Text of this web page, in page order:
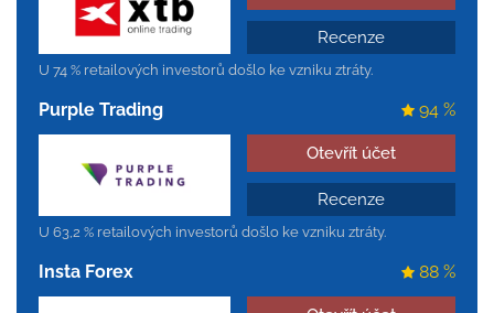
Recenze
U 74 % retailových investorů došlo ke vzniku ztráty.
Purple Trading
Otevřít účet
Recenze
94 %
U 63,2 % retailových investorů došlo ke vzniku ztráty.
Insta Forex 88 %